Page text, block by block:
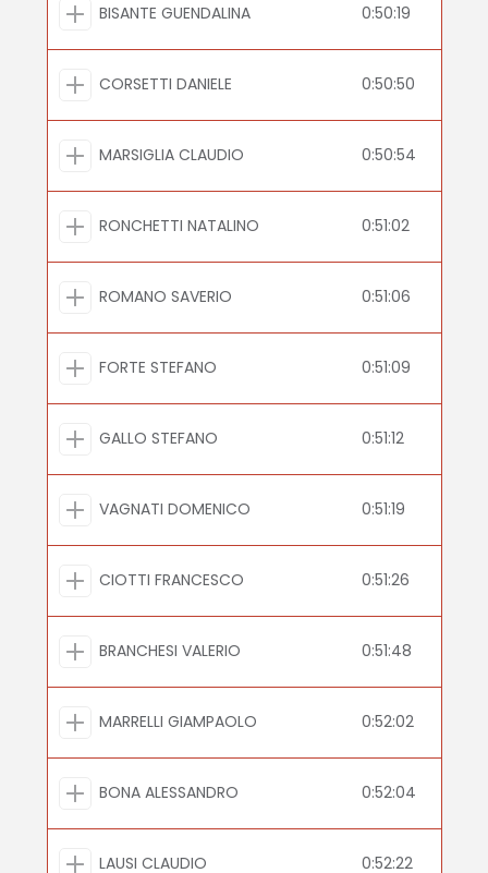
BISANTE GUENDALINA 0:50:19
CORSETTI DANIELE 0:50:50
MARSIGLIA CLAUDIO 0:50:54
RONCHETTI NATALINO 0:51:02
ROMANO SAVERIO 0:51:06
FORTE STEFANO 0:51:09
GALLO STEFANO 0:51:12
VAGNATI DOMENICO 0:51:19
CIOTTI FRANCESCO 0:51:26
BRANCHESI VALERIO 0:51:48
MARRELLI GIAMPAOLO 0:52:02
BONA ALESSANDRO 0:52:04
LAUSI CLAUDIO 0:52:22